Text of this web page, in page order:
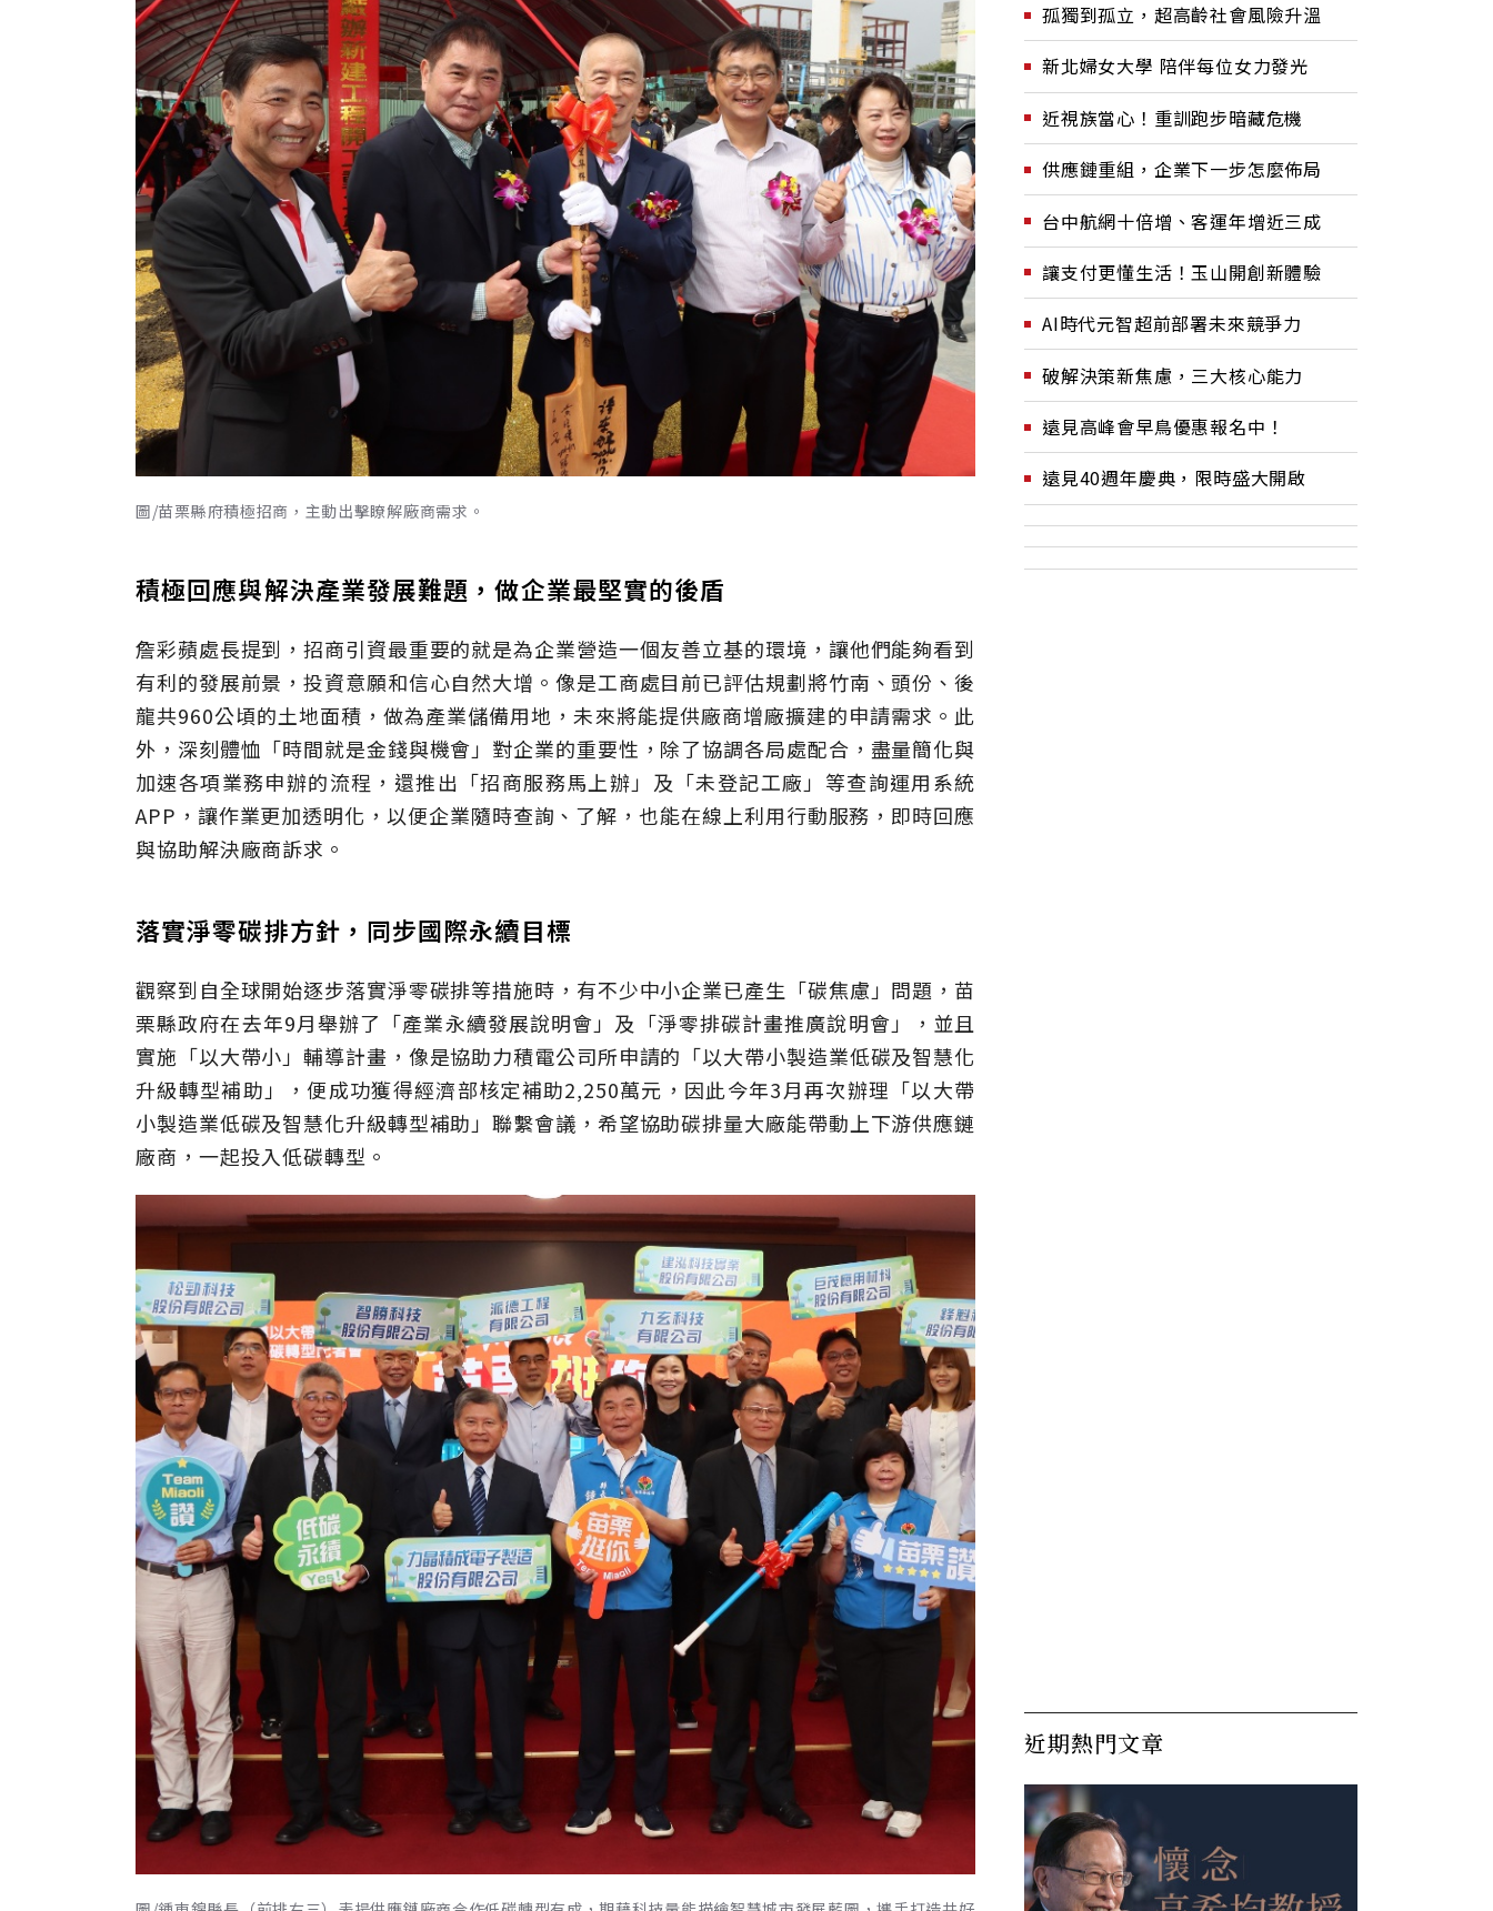
圖/苗栗縣府積極招商，主動出擊瞭解廠商需求。
積極回應與解決產業發展難題，做企業最堅實的後盾
詹彩蘋處長提到，招商引資最重要的就是為企業營造一個友善立基的環境，讓他們能夠看到
有利的發展前景，投資意願和信心自然大增。像是工商處目前已評估規劃將竹南、頭份、後
龍共960公頃的土地面積，做為產業儲備用地，未來將能提供廠商增廠擴建的申請需求。此
外，深刻體恤「時間就是金錢與機會」對企業的重要性，除了協調各局處配合，盡量簡化與
加速各項業務申辦的流程，還推出「招商服務馬上辦」及「未登記工廠」等查詢運用系統
APP，讓作業更加透明化，以便企業隨時查詢、了解，也能在線上利用行動服務，即時回應
與協助解決廠商訴求。
落實淨零碳排方針，同步國際永續目標
觀察到自全球開始逐步落實淨零碳排等措施時，有不少中小企業已產生「碳焦慮」問題，苗
栗縣政府在去年9月舉辦了「產業永續發展說明會」及「淨零排碳計畫推廣說明會」，並且
實施「以大帶小」輔導計畫，像是協助力積電公司所申請的「以大帶小製造業低碳及智慧化
升級轉型補助」，便成功獲得經濟部核定補助2,250萬元，因此今年3月再次辦理「以大帶
小製造業低碳及智慧化升級轉型補助」聯繫會議，希望協助碳排量大廠能帶動上下游供應鏈
廠商，一起投入低碳轉型。
孤獨到孤立，超高齡社會風險升溫
新北婦女大學 陪伴每位女力發光
近視族當心！重訓跑步暗藏危機
供應鏈重組，企業下一步怎麼佈局
台中航網十倍增、客運年增近三成
讓支付更懂生活！玉山開創新體驗
AI時代元智超前部署未來競爭力
破解決策新焦慮，三大核心能力
遠見高峰會早鳥優惠報名中！
遠見40週年慶典，限時盛大開啟
近期熱門文章